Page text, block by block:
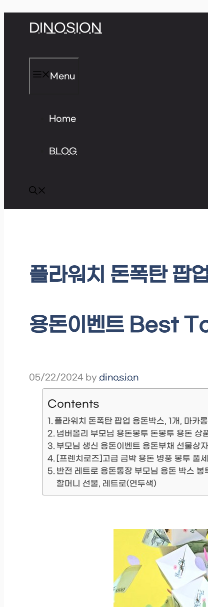
DINOSION
Menu
Home
BLOG
플라워치 돈폭탄 팝
용돈이벤트 Best
05/22/2024 by dinosion
Contents
플라워치 돈폭탄 팝업 용돈박스, 1개, 마카
넘버올리 부모님 용돈봉투 돈봉투 용돈 상
부모님 생신 용돈이벤트 용돈부채 선물상
[프렌치로즈]고급 금박 용돈 병풍 봉투 풀
반전 레트로 용돈통장 부모님 용돈 박스
할머니 선물, 레트로(연두색)